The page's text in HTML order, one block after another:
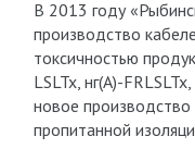
В 2013 году
производство
токсичностью
LSLTx, нг(А)-
новое
пропитанной